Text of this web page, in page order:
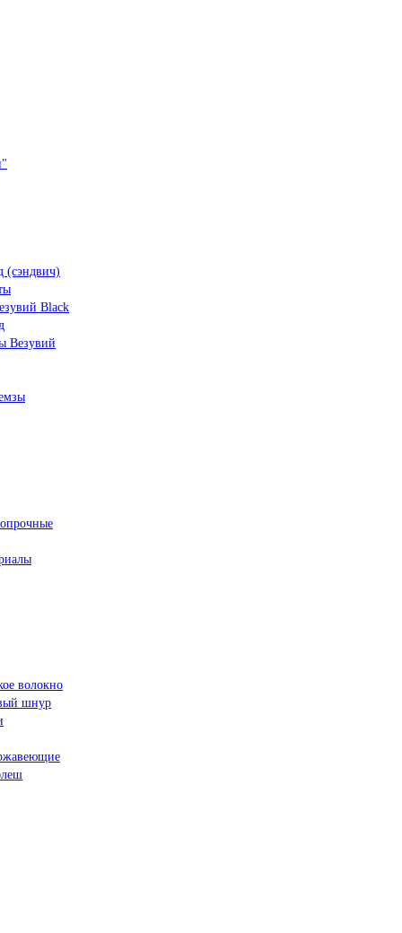
(сэндвич)
Black
Везувий
волокно
шнур